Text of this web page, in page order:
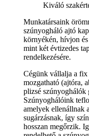
Kiváló
Munkatársaink
szúnyogháló ajtó
környékén, hívjon
mint két évtizedes
rendelkezésére.
Cégünk vállalja a fix
mozgatható (ajtóra,
plizsé szúnyoghálók
Szúnyoghálóink
amelyek ellenállnak
sugárzásnak, így
hosszan megőrzik.